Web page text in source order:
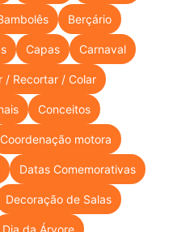
Berçário
Capas Carnaval
/ Recortar / Colar
Conceitos
Coordenação motora
Datas Comemorativas
Decoração de Salas
Dia da Árvore